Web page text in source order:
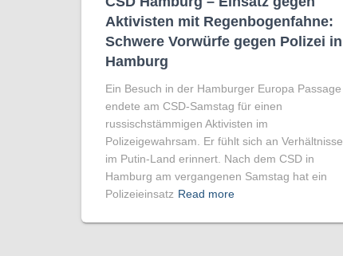
Aktivisten mit Regenbogen­fahne:
Schwere Vorwürfe gegen Polizei in
Hamburg
Ein Besuch in der Hamburger Europa Passage
endete am CSD-Samstag für einen
russischstämmigen Aktivisten im
Polizeigewahrsam. Er fühlt sich an Verhältnisse
im Putin-Land erinnert. Nach dem CSD in
Hamburg am vergangenen Samstag hat ein
Polizeieinsatz Read more